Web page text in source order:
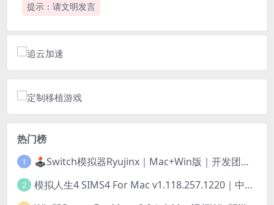
提示：请文明发言
热门榜
1 🕹️Switch模拟器Ryujinx｜Mac+Win版｜开发团队已解散此乃最后的绝唱版本
2 模拟人生4 SIMS4 For Mac v1.118.257.1220｜中文原生版｜无限金币｜全100DLC